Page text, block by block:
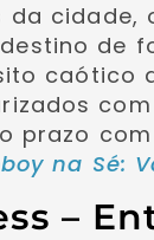
da cidade,
de
caótico
prazo
na Sé:
–